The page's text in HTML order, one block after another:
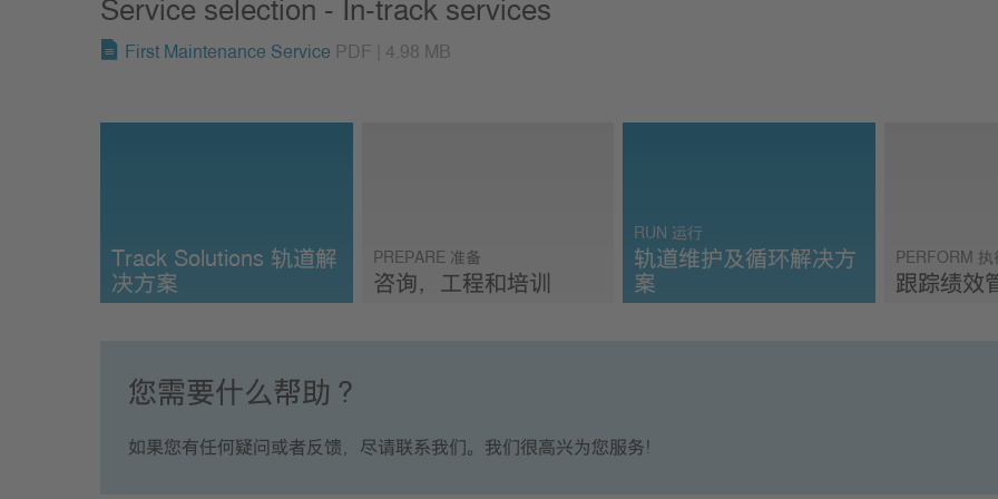
Service selection - In-track services
First Maintenance Service PDF | 4.98 MB
Track Solutions 轨道解
决方案
PREPARE 准备
咨询，工程和培训
RUN 运行
轨道维护及循环解决方
案
PERFORM 执
跟踪绩效
您需要什么帮助？
如果您有任何疑问或者反馈，尽请联系我们。我们很高兴为您服务！